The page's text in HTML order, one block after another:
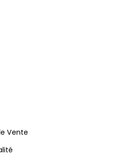
Vente